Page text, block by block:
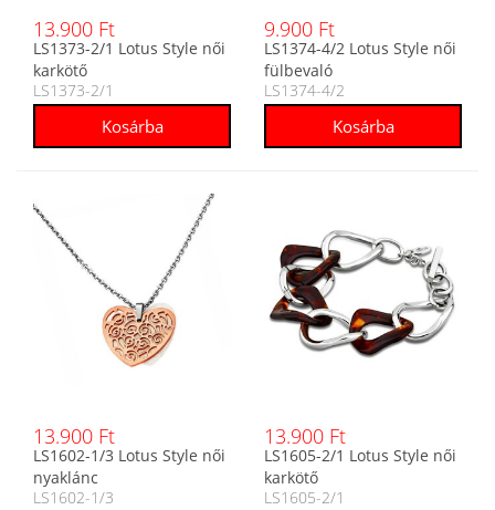
13.900 Ft
LS1373-2/1 Lotus Style női
karkötő
LS1373-2/1
9.900 Ft
LS1374-4/2 Lotus Style női
fülbevaló
LS1374-4/2
13.900 Ft
LS1602-1/3 Lotus Style női
nyaklánc
LS1602-1/3
13.900 Ft
LS1605-2/1 Lotus Style női
karkötő
LS1605-2/1